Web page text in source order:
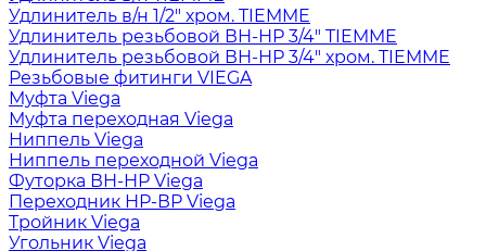
Удлинитель в/н 1/2" хром. TIEMME
Удлинитель резьбовой ВН-НР 3/4" TIEMME
Удлинитель резьбовой ВН-НР 3/4" хром. TIEMME
Резьбовые фитинги VIEGA
Муфта Viega
Муфта переходная Viega
Ниппель Viega
Ниппель переходной Viega
Футорка ВН-НР Viega
Переходник НР-ВР Viega
Тройник Viega
Угольник Viega